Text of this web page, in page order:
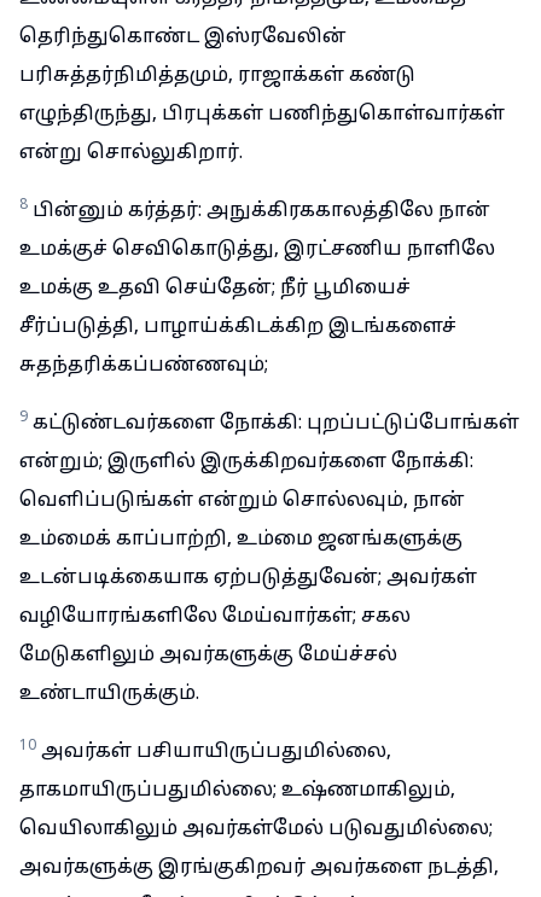
தெரிந்துகொண்ட இஸ்ரவேலின்
பரிசுத்தர்நிமித்தமும், ராஜாக்கள் கண்டு
எழுந்திருந்து, பிரபுக்கள் பணிந்துகொள்வார்கள்
என்று சொல்லுகிறார்.
8 பின்னும் கர்த்தர்: அநுக்கிரககாலத்திலே நான்
உமக்குச் செவிகொடுத்து, இரட்சணிய நாளிலே
உமக்கு உதவி செய்தேன்; நீர் பூமியைச்
சீர்ப்படுத்தி, பாழாய்க்கிடக்கிற இடங்களைச்
சுதந்தரிக்கப்பண்ணவும்;
9 கட்டுண்டவர்களை நோக்கி: புறப்பட்டுப்போங்கள்
என்றும்; இருளில் இருக்கிறவர்களை நோக்கி:
வெளிப்படுங்கள் என்றும் சொல்லவும், நான்
உம்மைக் காப்பாற்றி, உம்மை ஜனங்களுக்கு
உடன்படிக்கையாக ஏற்படுத்துவேன்; அவர்கள்
வழியோரங்களிலே மேய்வார்கள்; சகல
மேடுகளிலும் அவர்களுக்கு மேய்ச்சல்
உண்டாயிருக்கும்.
10 அவர்கள் பசியாயிருப்பதுமில்லை,
தாகமாயிருப்பதுமில்லை; உஷ்ணமாகிலும்,
வெயிலாகிலும் அவர்கள்மேல் படுவதுமில்லை;
அவர்களுக்கு இரங்குகிறவர் அவர்களை நடத்தி,